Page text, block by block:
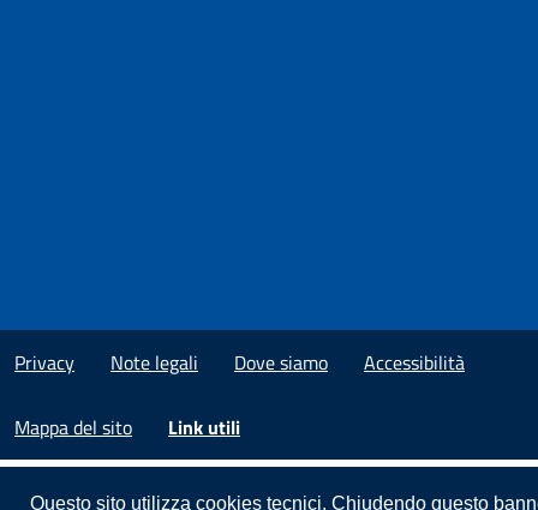
Privacy Note legali Dove siamo Accessibilità
Mappa del sito Link utili
Questo sito utilizza cookies tecnici. Chiudendo questo